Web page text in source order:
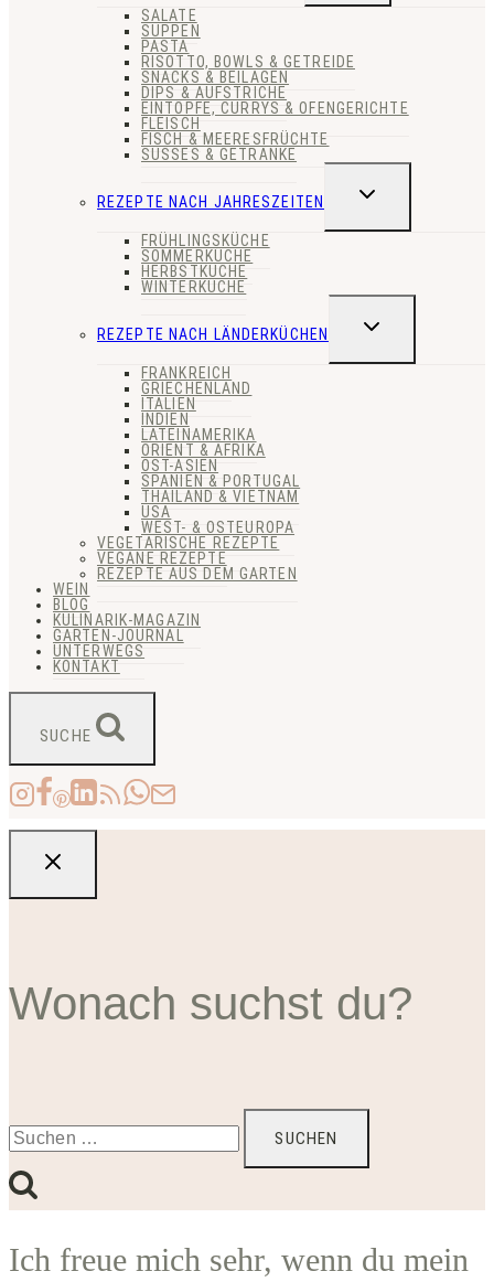
SALATE
SUPPEN
PASTA
RISOTTO, BOWLS & GETREIDE
SNACKS & BEILAGEN
DIPS & AUFSTRICHE
EINTÖPFE, CURRYS & OFENGERICHTE
FLEISCH
FISCH & MEERESFRÜCHTE
SÜSSES & GETRÄNKE
REZEPTE NACH JAHRESZEITEN
UNTERMENÜ
FRÜHLINGSKÜCHE
SOMMERKÜCHE
HERBSTKÜCHE
WINTERKÜCHE
REZEPTE NACH LÄNDERKÜCHEN
UNTERMENÜ
FRANKREICH
GRIECHENLAND
ITALIEN
INDIEN
LATEINAMERIKA
ORIENT & AFRIKA
OST-ASIEN
SPANIEN & PORTUGAL
THAILAND & VIETNAM
USA
WEST- & OSTEUROPA
VEGETARISCHE REZEPTE
VEGANE REZEPTE
REZEPTE AUS DEM GARTEN
WEIN
BLOG
KULINARIK-MAGAZIN
GARTEN-JOURNAL
UNTERWEGS
KONTAKT
SUCHE
Wonach suchst du?
Suchen
nach:
Ich freue mich sehr, wenn du mein